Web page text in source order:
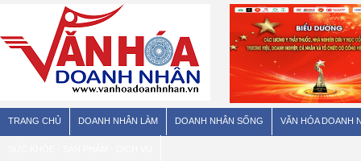
TRANG CHỦ DOANH NHÂN LÀM DOANH NHÂN SỐNG VĂN HÓA DOANH